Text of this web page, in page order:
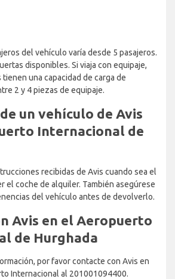
del vehículo varía desde 5 pasajeros.
disponibles. Si viaja con equipaje,
una capacidad de carga de
2 y 4 piezas de equipaje.
un vehículo de Avis
Internacional de
recibidas de Avis cuando sea el
el coche de alquiler. También asegúrese
del vehículo antes de devolverlo.
Avis en el Aeropuerto
de Hurghada
por favor contacte con Avis en
Internacional al 201001094400.